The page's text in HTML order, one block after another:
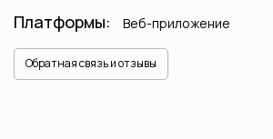
Платформы: Веб-приложение
Обратная связь и отзывы